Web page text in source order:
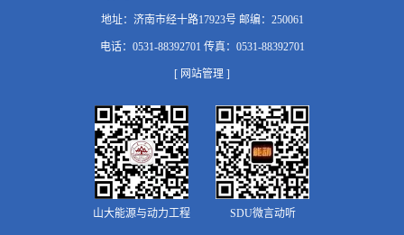
地址：济南市经十路17923号 邮编：250061
电话：0531-88392701 传真：0531-88392701
[ 网站管理 ]
山大能源与动力工程 SDU微言动听